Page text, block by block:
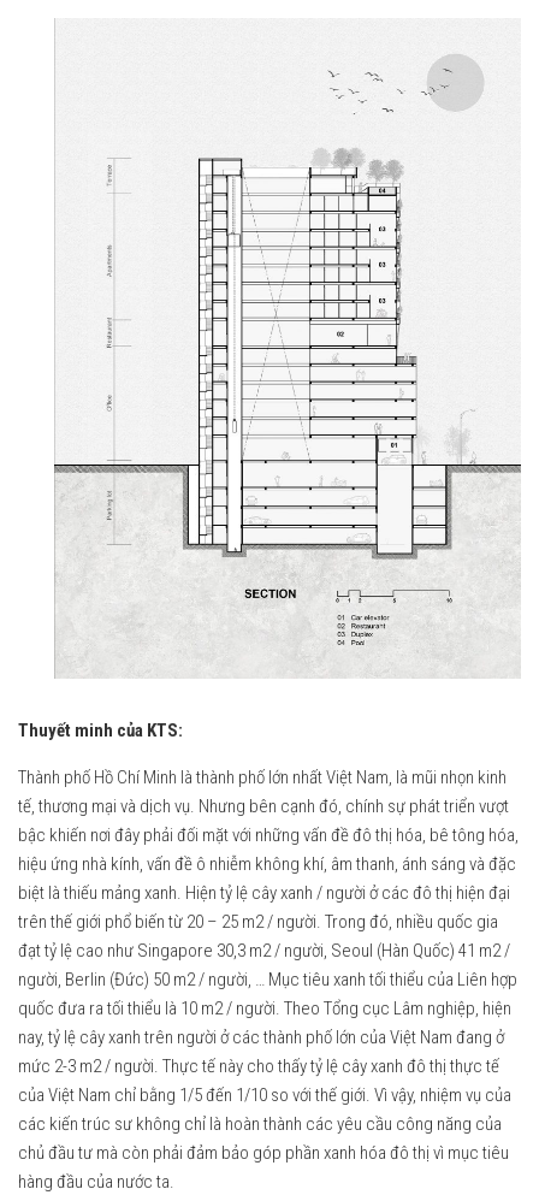
Thuyết minh của KTS:
Thành phố Hồ Chí Minh là thành phố lớn nhất Việt Nam, là mũi nhọn kinh
tế, thương mại và dịch vụ. Nhưng bên cạnh đó, chính sự phát triển vượt
bậc khiến nơi đây phải đối mặt với những vấn đề đô thị hóa, bê tông hóa,
hiệu ứng nhà kính, vấn đề ô nhiễm không khí, âm thanh, ánh sáng và đặc
biệt là thiếu mảng xanh. Hiện tỷ lệ cây xanh / người ở các đô thị hiện đại
trên thế giới phổ biến từ 20 – 25 m2 / người. Trong đó, nhiều quốc gia
đạt tỷ lệ cao như Singapore 30,3 m2 / người, Seoul (Hàn Quốc) 41 m2 /
người, Berlin (Đức) 50 m2 / người, … Mục tiêu xanh tối thiểu của Liên hợp
quốc đưa ra tối thiểu là 10 m2 / người. Theo Tổng cục Lâm nghiệp, hiện
nay, tỷ lệ cây xanh trên người ở các thành phố lớn của Việt Nam đang ở
mức 2-3 m2 / người. Thực tế này cho thấy tỷ lệ cây xanh đô thị thực tế
của Việt Nam chỉ bằng 1/5 đến 1/10 so với thế giới. Vì vậy, nhiệm vụ của
các kiến ​​trúc sư không chỉ là hoàn thành các yêu cầu công năng của
chủ đầu tư mà còn phải đảm bảo góp phần xanh hóa đô thị vì mục tiêu
hàng đầu của nước ta.